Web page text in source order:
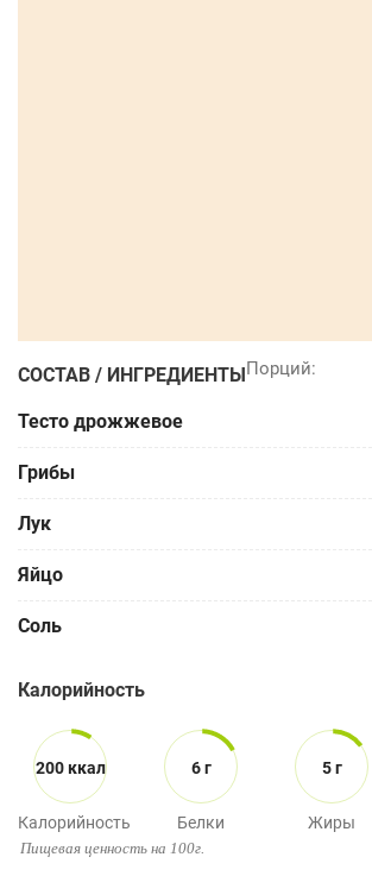
СОСТАВ / ИНГРЕДИЕНТЫ
Тесто дрожжевое
Грибы
Лук
Яйцо
Соль
Калорийность
200 ккал
Калорийность
6 г
Белки
5 г
Жиры
Пищевая ценность на 100г.